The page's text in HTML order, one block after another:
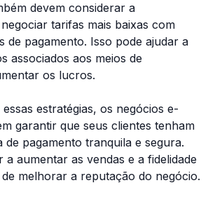
devem considerar a
tarifas mais baixas com
de pagamento. Isso pode ajudar a
associados aos meios de
os lucros.
estratégias, os negócios e-
garantir que seus clientes tenham
de pagamento tranquila e segura.
a aumentar as vendas e a fidelidade
melhorar a reputação do negócio.